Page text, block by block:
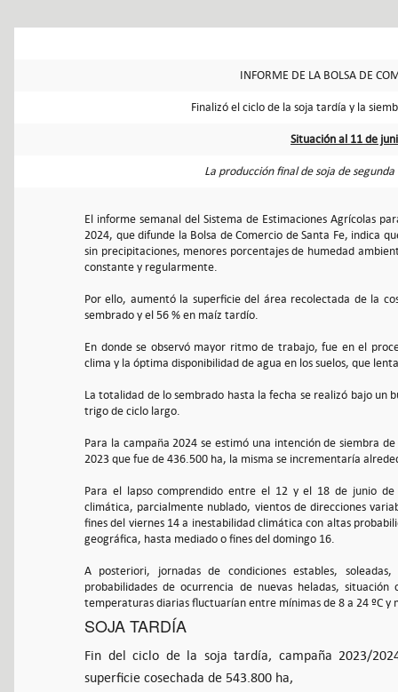
INFORME DE LA BOLSA DE
Finalizó el ciclo de la soja tardía y la
Situación al 11 de
La producción final de soja de
El informe semanal del Sistema de Estimaciones Agrícolas
2024, que difunde la Bolsa de Comercio de Santa Fe, indica
sin precipitaciones, menores porcentajes de humedad
constante y regularmente.
Por ello, aumentó la superficie del área recolectada de la
sembrado y el 56 % en maíz tardío.
En donde se observó mayor ritmo de trabajo, fue en el
clima y la óptima disponibilidad de agua en los suelos, que
La totalidad de lo sembrado hasta la fecha se realizó bajo un
trigo de ciclo largo.
Para la campaña 2024 se estimó una intención de siembra
2023 que fue de 436.500 ha, la misma se incrementaría
Para el lapso comprendido entre el 12 y el 18 de junio de
climática, parcialmente nublado, vientos de direcciones
fines del viernes 14 a inestabilidad climática con altas
geográfica, hasta mediado o fines del domingo 16.
A posteriori, jornadas de condiciones estables,
probabilidades de ocurrencia de nuevas heladas,
temperaturas diarias fluctuarían entre mínimas de 8 a 24 ºC y
SOJA TARDÍA
Fin del ciclo de la soja tardía, campaña 2023/
superficie cosechada de 543.800 ha,